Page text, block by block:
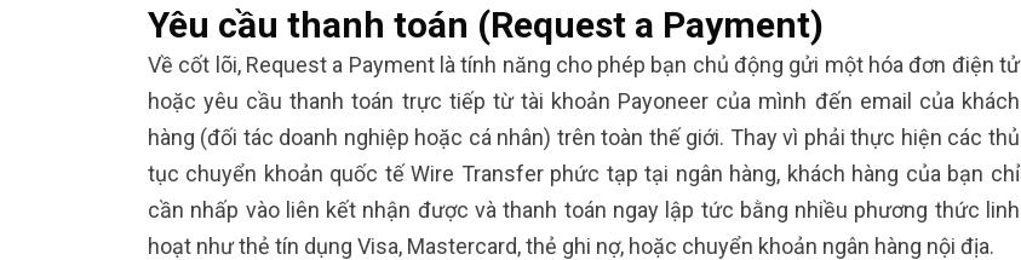
Yêu cầu thanh toán (Request a Payment)
Về cốt lõi, Request a Payment là tính năng cho phép bạn chủ động gửi một hóa đơn điện tử
hoặc yêu cầu thanh toán trực tiếp từ tài khoản Payoneer của mình đến email của khách
hàng (đối tác doanh nghiệp hoặc cá nhân) trên toàn thế giới. Thay vì phải thực hiện các thủ
tục chuyển khoản quốc tế Wire Transfer phức tạp tại ngân hàng, khách hàng của bạn chỉ
cần nhấp vào liên kết nhận được và thanh toán ngay lập tức bằng nhiều phương thức linh
hoạt như thẻ tín dụng Visa, Mastercard, thẻ ghi nợ, hoặc chuyển khoản ngân hàng nội địa.